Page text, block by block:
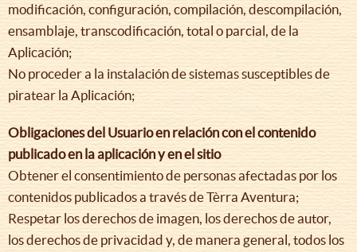
modificación, configuración, compilación, descompilación,
ensamblaje, transcodificación, total o parcial, de la
Aplicación;
No proceder a la instalación de sistemas susceptibles de
piratear la Aplicación;
Obligaciones del Usuario en relación con el contenido
publicado en la aplicación y en el sitio
Obtener el consentimiento de personas afectadas por los
contenidos publicados a través de Tèrra Aventura;
Respetar los derechos de imagen, los derechos de autor,
los derechos de privacidad y, de manera general, todos los